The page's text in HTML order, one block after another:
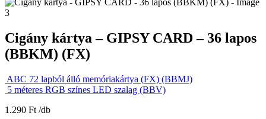
Cigány kártya – GIPSY CARD – 36 lapos
(BBKM) (FX)
ABC 72 lapból álló memóriakártya (FX) (BBMJ)
5 méteres RGB színes LED szalag (BBV)
1.290 Ft